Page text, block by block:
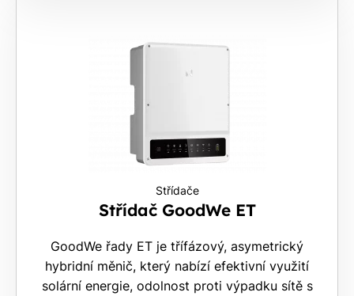
Střídače
Střídač GoodWe ET
GoodWe řady ET je třífázový, asymetrický
hybridní měnič, který nabízí efektivní využití
solární energie, odolnost proti výpadku sítě s